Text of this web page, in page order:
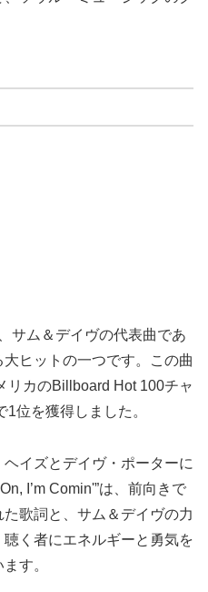
サム＆デイヴの代表曲であ
ヒットの一つです。この曲
リカのBillboard Hot 100チャ
位を獲得しました。
イズとデイヴ・ポーターに
I’m Comin'”は、前向きで
歌詞と、サム＆デイヴの力
く者にエネルギーと勇気を
す。